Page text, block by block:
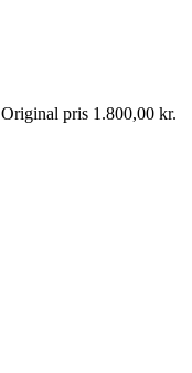
Original pris 1.800,00 kr.